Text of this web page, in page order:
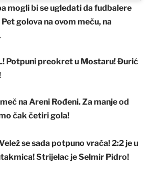
mogli bi se ugledati da fudbalere
golova na ovom meču, na
Potpuni preokret u Mostaru! Đurić
na Areni Rođeni. Za manje od
čak četiri gola!
se sada potpuno vraća! 2:2 je u
Strijelac je Selmir Pidro!